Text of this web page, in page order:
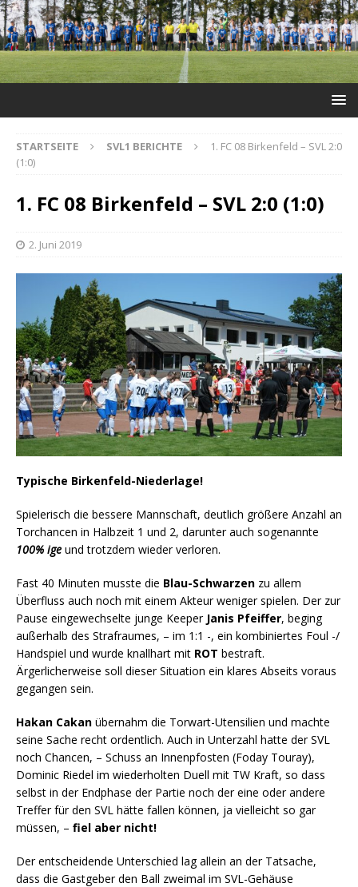
STARTSEITE SVL1 BERICHTE
1. FC 08 Birkenfeld – SVL 2:0
(1:0)
1. FC 08 Birkenfeld – SVL 2:0 (1:0)
2. Juni 2019
Typische Birkenfeld-Niederlage!
Spielerisch die bessere Mannschaft, deutlich größere Anzahl an
Torchancen in Halbzeit 1 und 2, darunter auch sogenannte
100% ige und trotzdem wieder verloren.
Fast 40 Minuten musste die Blau-Schwarzen zu allem
Überfluss auch noch mit einem Akteur weniger spielen. Der zur
Pause eingewechselte junge Keeper Janis Pfeiffer, beging
außerhalb des Strafraumes, – im 1:1 -, ein kombiniertes Foul -/
Handspiel und wurde knallhart mit ROT bestraft.
Ärgerlicherweise soll dieser Situation ein klares Abseits voraus
gegangen sein.
Hakan Cakan übernahm die Torwart-Utensilien und machte
seine Sache recht ordentlich. Auch in Unterzahl hatte der SVL
noch Chancen, – Schuss an Innenpfosten (Foday Touray),
Dominic Riedel im wiederholten Duell mit TW Kraft, so dass
selbst in der Endphase der Partie noch der eine oder andere
Treffer für den SVL hätte fallen können, ja vielleicht so gar
müssen, – fiel aber nicht!
Der entscheidende Unterschied lag allein an der Tatsache,
dass die Gastgeber den Ball zweimal im SVL-Gehäuse